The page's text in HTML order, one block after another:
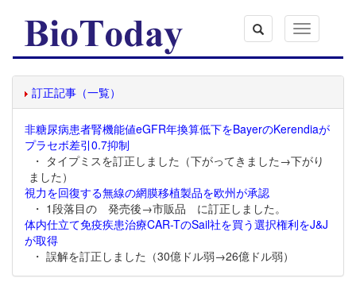
Toggle
navigation
訂正記事（一覧）
非糖尿病患者腎機能値eGFR年換算低下をBayerのKerendiaが
プラセボ差引0.7抑制
・ タイプミスを訂正しました（下がってきました→下がり
ました）
視力を回復する無線の網膜移植製品を欧州が承認
・ 1段落目の 発売後→市販品 に訂正しました。
体内仕立て免疫疾患治療CAR-TのSail社を買う選択権利をJ&J
が取得
・ 誤解を訂正しました（30億ドル弱→26億ドル弱）